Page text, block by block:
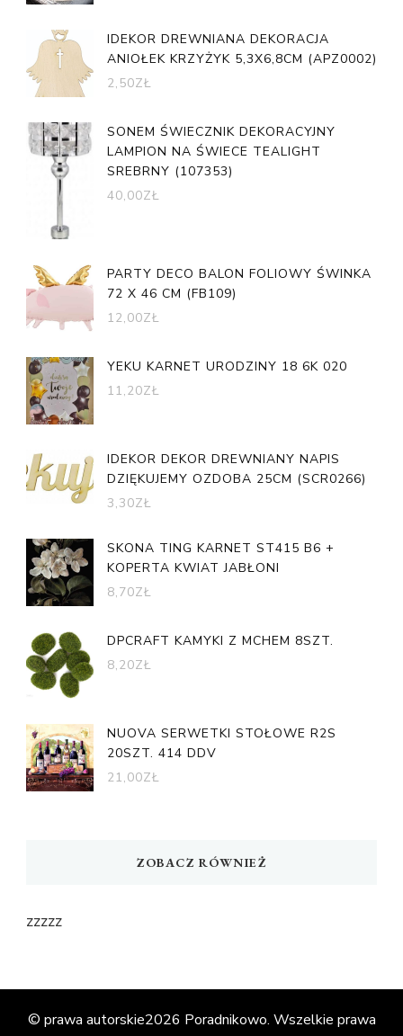
IDEKOR DREWNIANA DEKORACJA
ANIOŁEK KRZYŻYK 5,3X6,8CM (APZ0002)
2,50ZŁ
SONEM ŚWIECZNIK DEKORACYJNY
LAMPION NA ŚWIECE TEALIGHT
SREBRNY (107353)
40,00ZŁ
PARTY DECO BALON FOLIOWY ŚWINKA
72 X 46 CM (FB109)
12,00ZŁ
YEKU KARNET URODZINY 18 6K 020
11,20ZŁ
IDEKOR DEKOR DREWNIANY NAPIS
DZIĘKUJEMY OZDOBA 25CM (SCR0266)
3,30ZŁ
SKONA TING KARNET ST415 B6 +
KOPERTA KWIAT JABŁONI
8,70ZŁ
DPCRAFT KAMYKI Z MCHEM 8SZT.
8,20ZŁ
NUOVA SERWETKI STOŁOWE R2S
20SZT. 414 DDV
21,00ZŁ
ZOBACZ RÓWNIEŻ
zzzzz
© prawa autorskie2026 Poradnikowo. Wszelkie prawa